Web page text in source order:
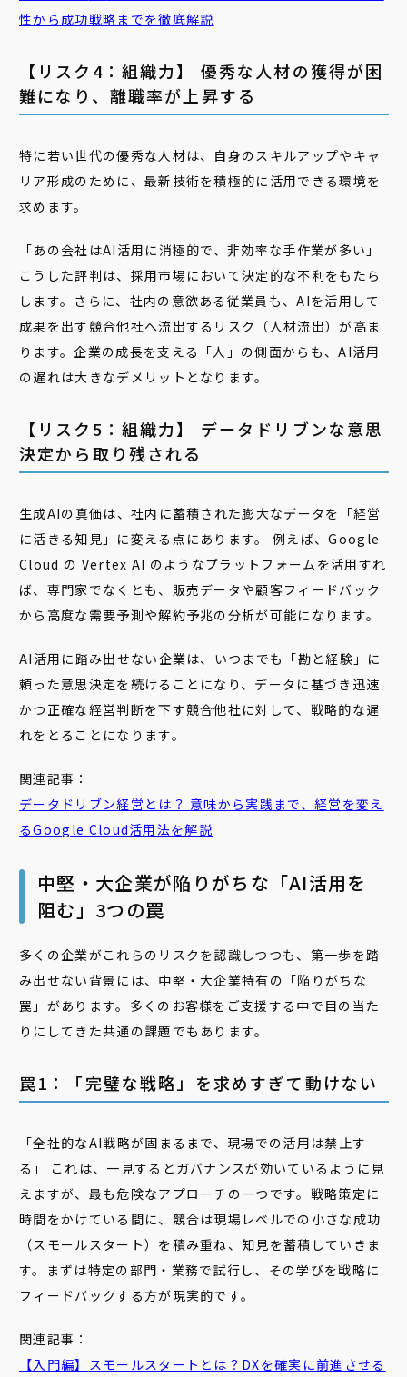
性から成功戦略までを徹底解説
【リスク4：組織力】 優秀な人材の獲得が困
難になり、離職率が上昇する
特に若い世代の優秀な人材は、自身のスキルアップやキャ
リア形成のために、最新技術を積極的に活用できる環境を
求めます。
「あの会社はAI活用に消極的で、非効率な手作業が多い」
こうした評判は、採用市場において決定的な不利をもたら
します。さらに、社内の意欲ある従業員も、AIを活用して
成果を出す競合他社へ流出するリスク（人材流出）が高ま
ります。企業の成長を支える「人」の側面からも、AI活用
の遅れは大きなデメリットとなります。
【リスク5：組織力】 データドリブンな意思
決定から取り残される
生成AIの真価は、社内に蓄積された膨大なデータを「経営
に活きる知見」に変える点にあります。 例えば、Google
Cloud の Vertex AI のようなプラットフォームを活用すれ
ば、専門家でなくとも、販売データや顧客フィードバック
から高度な需要予測や解約予兆の分析が可能になります。
AI活用に踏み出せない企業は、いつまでも「勘と経験」に
頼った意思決定を続けることになり、データに基づき迅速
かつ正確な経営判断を下す競合他社に対して、戦略的な遅
れをとることになります。
関連記事：
データドリブン経営とは？ 意味から実践まで、経営を変え
るGoogle Cloud活用法を解説
中堅・大企業が陥りがちな「AI活用を
阻む」3つの罠
多くの企業がこれらのリスクを認識しつつも、第一歩を踏
み出せない背景には、中堅・大企業特有の「陥りがちな
罠」があります。多くのお客様をご支援する中で目の当た
りにしてきた共通の課題でもあります。
罠1：「完璧な戦略」を求めすぎて動けない
「全社的なAI戦略が固まるまで、現場での活用は禁止す
る」 これは、一見するとガバナンスが効いているように見
えますが、最も危険なアプローチの一つです。戦略策定に
時間をかけている間に、競合は現場レベルでの小さな成功
（スモールスタート）を積み重ね、知見を蓄積していきま
す。まずは特定の部門・業務で試行し、その学びを戦略に
フィードバックする方が現実的です。
関連記事：
【入門編】 スモールスタート とは？DXを確実に前進させる